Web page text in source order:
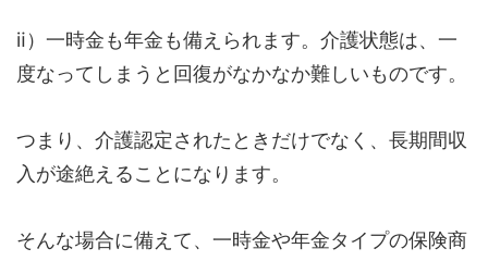
ⅱ）一時金も年金も備えられます。介護状態は、一
度なってしまうと回復がなかなか難しいものです。
つまり、介護認定されたときだけでなく、長期間収
入が途絶えることになります。
そんな場合に備えて、一時金や年金タイプの保険商